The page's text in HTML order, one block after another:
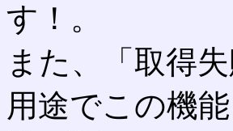
す！。
また、「取得
用途でこの機